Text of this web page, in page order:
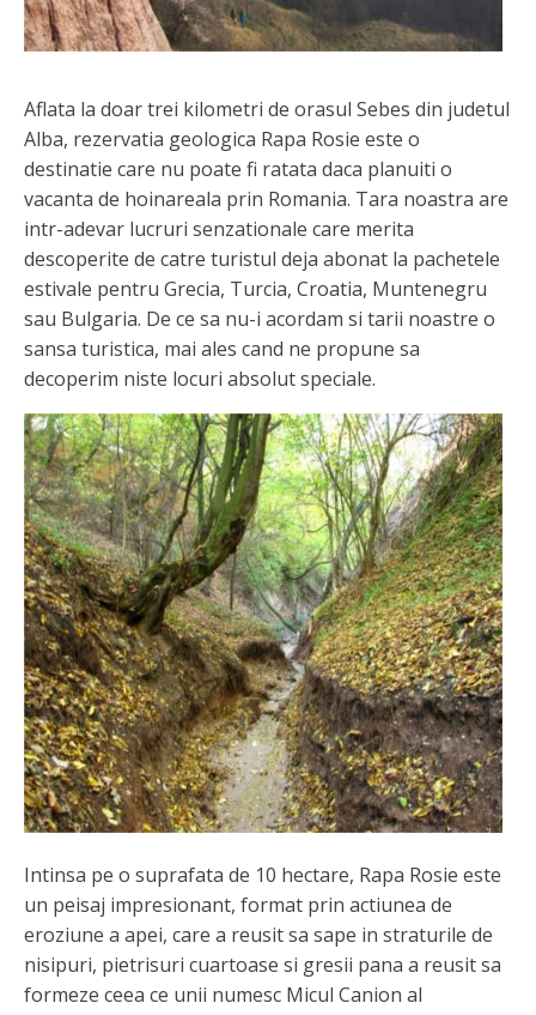
Aflata la doar trei kilometri de orasul Sebes din judetul
Alba, rezervatia geologica Rapa Rosie este o
destinatie care nu poate fi ratata daca planuiti o
vacanta de hoinareala prin Romania. Tara noastra are
intr-adevar lucruri senzationale care merita
descoperite de catre turistul deja abonat la pachetele
estivale pentru Grecia, Turcia, Croatia, Muntenegru
sau Bulgaria. De ce sa nu-i acordam si tarii noastre o
sansa turistica, mai ales cand ne propune sa
decoperim niste locuri absolut speciale.
Intinsa pe o suprafata de 10 hectare, Rapa Rosie este
un peisaj impresionant, format prin actiunea de
eroziune a apei, care a reusit sa sape in straturile de
nisipuri, pietrisuri cuartoase si gresii pana a reusit sa
formeze ceea ce unii numesc Micul Canion al